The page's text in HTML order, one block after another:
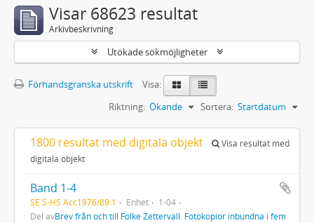
Visar 68623 resultat
Arkivbeskrivning
Utökade sökmöjligheter
Förhandsgranska utskrift
Visa:
Sortera: Startdatum
Riktning: Ökande
1800 resultat med digitala objekt
Visa resultat med
digitala objekt
Band 1-4
SE S-HS Acc1976/89:1 Enhet
1-04
Del avBrev från och till Folke Zettervall. Fotokopior inbundna i fem